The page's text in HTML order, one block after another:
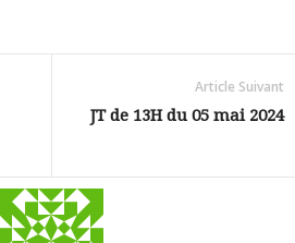
Article Suivant
JT de 13H du 05 mai 2024